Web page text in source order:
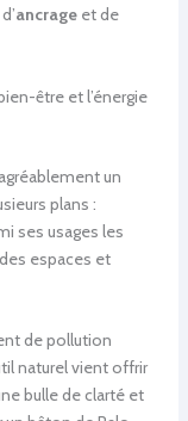
ancrageet de
être et l’énergie
un
plans :
ses usages les
des espaces et
de pollution
naturel vient offrir
bulle de clarté et